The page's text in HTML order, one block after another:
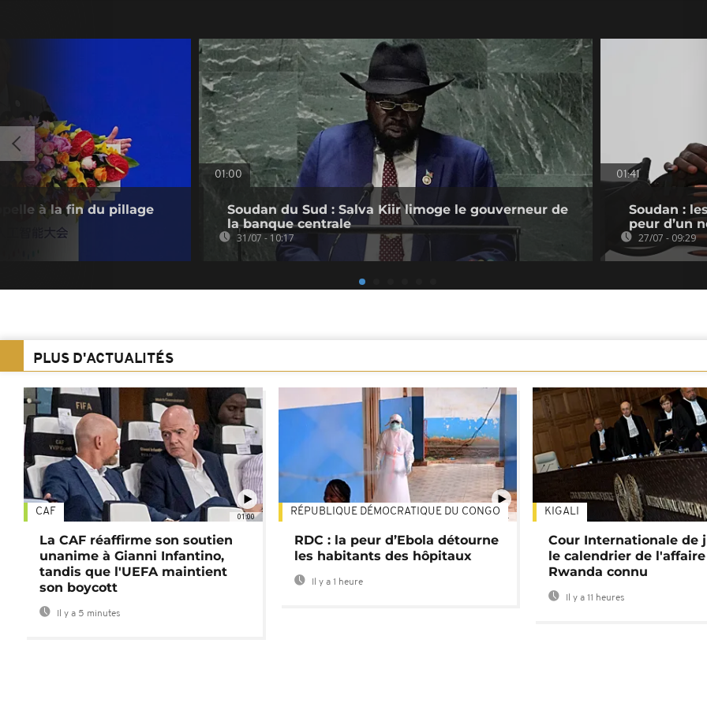
à la fin du pillage
01:00
Soudan du Sud : Salva Kiir limoge le gouverneur de
la banque centrale
31/07 - 10:17
01:41
Soudan :
peur d’un
27/07 - 09:29
PLUS D'ACTUALITÉS
01:00
CAF
La CAF réaffirme son soutien
unanime à Gianni Infantino,
tandis que l'UEFA maintient
son boycott
Il y a 5 minutes
01:34
RÉPUBLIQUE DÉMOCRATIQUE DU CONGO
RDC : la peur d’Ebola détourne
les habitants des hôpitaux
Il y a 1 heure
KIGALI
Cour Internationale de
le calendrier de l'affaire
Rwanda connu
Il y a 11 heures